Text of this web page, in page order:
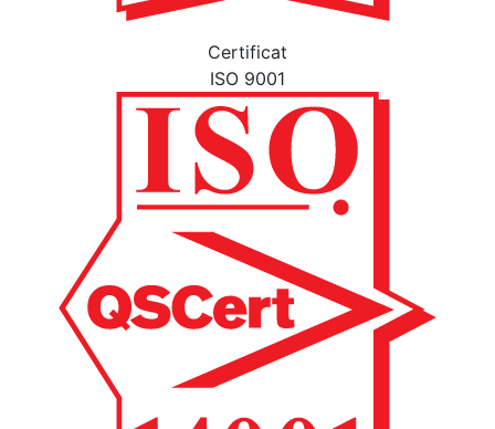
Certificat
ISO 9001